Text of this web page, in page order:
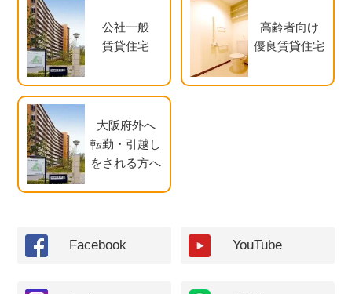
公社一般
賃貸住宅
高齢者向け
優良賃貸住宅
大阪府外へ
転勤・引越し
をされる方へ
Facebook YouTube